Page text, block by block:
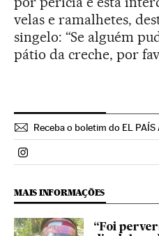
velas e ramalhetes,
singelo: “Se alguém
pátio da creche, por
Receba o boletim do EL PAÍS
Politica El País Brasil en
MAIS INFORMAÇÕES
“Foi